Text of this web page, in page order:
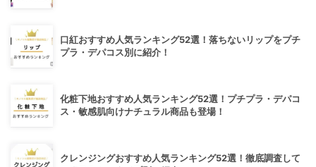
口紅おすすめ人気ランキング52選！落ちないリップをプチ
プラ・デパコス別に紹介！
化粧下地おすすめ人気ランキング52選！プチプラ・デパコ
ス・敏感肌向けナチュラル商品も登場！
クレンジングおすすめ人気ランキング52選！徹底調査して